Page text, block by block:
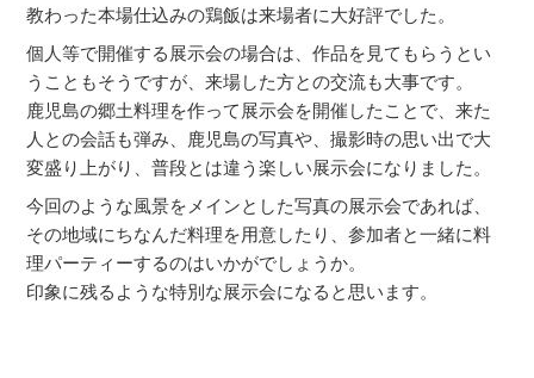
教わった本場仕込みの鶏飯は来場者に大好評でした。
個人等で開催する展示会の場合は、作品を見てもらうとい
うこともそうですが、来場した方との交流も大事です。
鹿児島の郷土料理を作って展示会を開催したことで、来た
人との会話も弾み、鹿児島の写真や、撮影時の思い出で大
変盛り上がり、普段とは違う楽しい展示会になりました。
今回のような風景をメインとした写真の展示会であれば、
その地域にちなんだ料理を用意したり、参加者と一緒に料
理パーティーするのはいかがでしょうか。
印象に残るような特別な展示会になると思います。